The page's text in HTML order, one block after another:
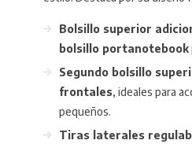
Bolsillo superior
bolsillo portanotebook
Segundo bolsillo
frontales, ideales para
pequeños.
Tiras laterales